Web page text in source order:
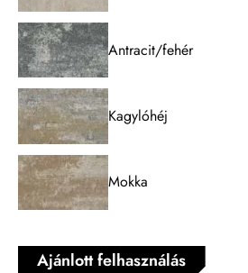
Antracit/fehér
Kagylóhéj
Mokka
Ajánlott felhasználás